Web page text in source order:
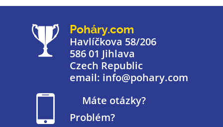
Poháry.com
Havlíčkova 58/206
586 01 Jihlava
Czech Republic
email: info@pohary.com
Máte otázky?
Problém?